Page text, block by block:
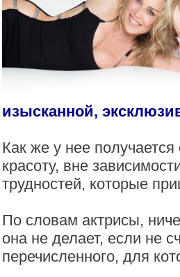
изысканной,
Как же у нее
красоту, вне
трудностей, которые
По словам актрисы,
она не делает, если не
перечисленного, для